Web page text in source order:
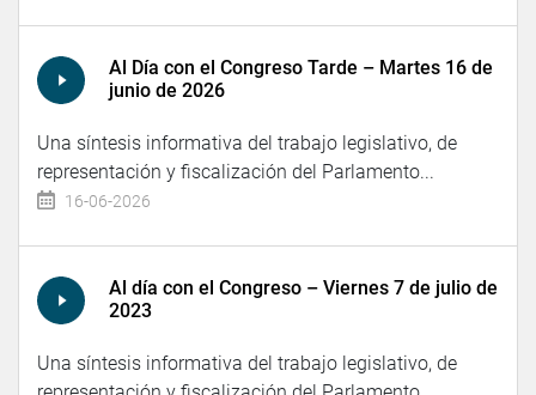
Al Día con el Congreso Tarde – Martes 16 de
junio de 2026
Una síntesis informativa del trabajo legislativo, de
representación y fiscalización del Parlamento...
16-06-2026
Al día con el Congreso – Viernes 7 de julio de
2023
Una síntesis informativa del trabajo legislativo, de